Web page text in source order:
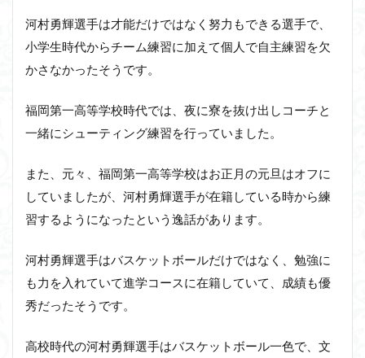
河村勇輝選手は才能だけではなく努力もできる選手で、
小学生時代からチーム練習に加えて個人で自主練習を欠
かさなかったそうです。
福岡第一高等学校時代では、夜に寮を抜け出しコーチと
一緒にシューティング練習を行っていました。
また、元々、福岡第一高等学校はお正月の元旦はオフに
していましたが、河村勇輝選手が在籍している時から練
習するようになったという逸話があります。
河村勇輝選手はバスケットボールだけではなく、勉強に
も力を入れていて進学コースに在籍していて、成績も優
秀だったそうです。
高校時代の河村勇輝選手はバスケットボール一色で、文